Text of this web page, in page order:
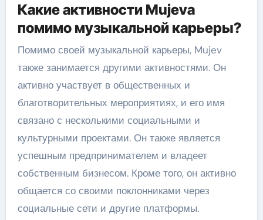
Какие активности Mujeva
помимо музыкальной карьеры?
Помимо своей музыкальной карьеры, Mujev
также занимается другими активностями. Он
активно участвует в общественных и
благотворительных мероприятиях, и его имя
связано с несколькими социальными и
культурными проектами. Он также является
успешным предпринимателем и владеет
собственным бизнесом. Кроме того, он активно
общается со своими поклонниками через
социальные сети и другие платформы.